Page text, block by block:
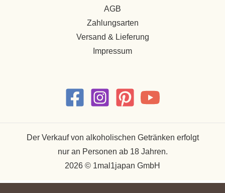
AGB
Zahlungsarten
Versand & Lieferung
Impressum
Der Verkauf von alkoholischen Getränken erfolgt
nur an Personen ab 18 Jahren.
2026 © 1mal1japan GmbH